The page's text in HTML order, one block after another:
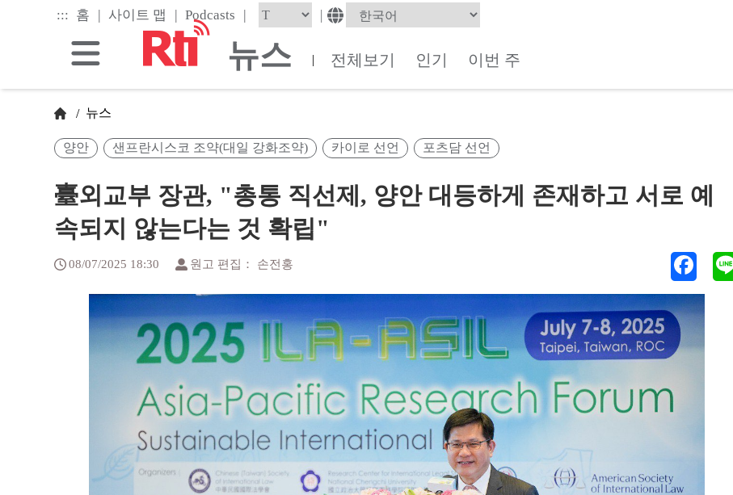
::: 홈 | 사이트 맵 | Podcasts | |
뉴스 | 전체보기 인기 이번 주
/ 뉴스
양안 샌프란시스코 조약(대일 강화조약) 카이로 선언 포츠담 선언
臺외교부 장관, "총통 직선제, 양안 대등하게 존재하고 서로 예
속되지 않는다는 것 확립"
08/07/2025 18:30 원고 편집： 손전홍